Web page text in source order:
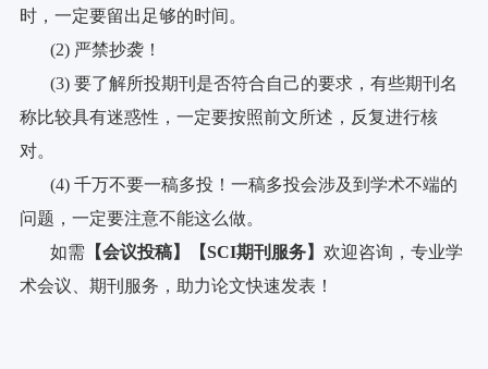
时，一定要留出足够的时间。
(2) 严禁抄袭！
(3) 要了解所投期刊是否符合自己的要求，有些期刊名
称比较具有迷惑性，一定要按照前文所述，反复进行核
对。
(4) 千万不要一稿多投！一稿多投会涉及到学术不端的
问题，一定要注意不能这么做。
如需 【会议投稿】 【SCI期刊服务】 欢迎咨询，专业学
术会议、期刊服务，助力论文快速发表！